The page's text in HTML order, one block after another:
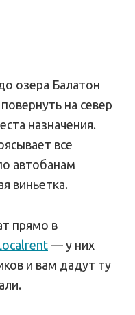
озера Балатон
на север
назначения.
все
автобанам
виньетка.
прямо в
— у них
и вам дадут ту